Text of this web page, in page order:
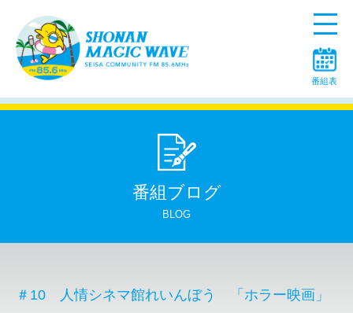
Menu
番組表
番組ブログ
BLOG
＃10 人情シネマ館れいんぼう 「ホラー映画」